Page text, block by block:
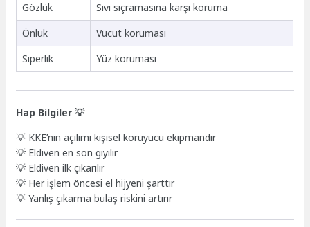
Gözlük
Sıvı sıçramasına karşı koruma
Önlük
Vücut koruması
Siperlik
Yüz koruması
Hap Bilgiler 💡
💡 KKE’nin açılımı kişisel koruyucu ekipmandır
💡 Eldiven en son giyilir
💡 Eldiven ilk çıkarılır
💡 Her işlem öncesi el hijyeni şarttır
💡 Yanlış çıkarma bulaş riskini artırır